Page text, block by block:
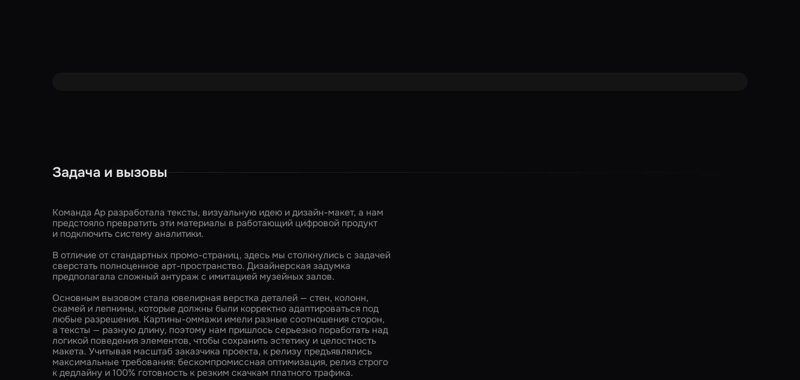
Задача и вызовы
Команда Ар разработала тексты, визуальную идею и дизайн-макет, а нам
предстояло превратить эти материалы в работающий цифровой продукт
и подключить систему аналитики.
В отличие от стандартных промо-страниц, здесь мы столкнулись с задачей
сверстать полноценное арт-пространство. Дизайнерская задумка
предполагала сложный антураж с имитацией музейных залов.
Основным вызовом стала ювелирная верстка деталей — стен, колонн,
скамей и лепнины, которые должны были корректно адаптироваться под
любые разрешения. Картины-оммажи имели разные соотношения сторон,
а тексты — разную длину, поэтому нам пришлось серьезно поработать над
логикой поведения элементов, чтобы сохранить эстетику и целостность
макета. Учитывая масштаб заказчика проекта, к релизу предъявлялись
максимальные требования: бескомпромиссная оптимизация, релиз строго
к дедлайну и 100% готовность к резким скачкам платного трафика.